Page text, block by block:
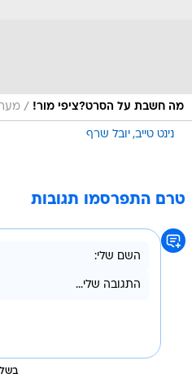
מה חשבת על הסרט?ציפי מור! /
נינט טייב יובל שרף
טרם התפרסמו תגובות